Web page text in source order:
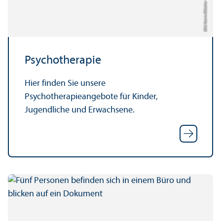
Bild: Katrin Glückler
Psychotherapie
Hier finden Sie unsere
Psychotherapieangebote für Kinder,
Jugendliche und Erwachsene.